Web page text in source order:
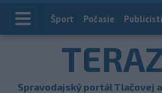
Index
Šport Počasie
Spravodajský portál Tlačovej